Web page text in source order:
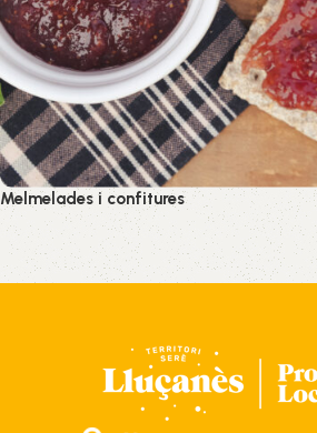
Melmelades i confitures
Melmelades i conserves